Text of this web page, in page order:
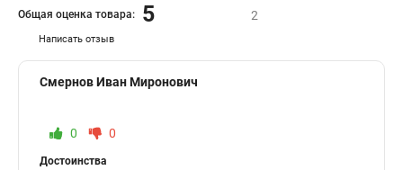
Написать отзыв
Общая оценка товара: 5 2
Смернов Иван Миронович
0 0
Достоинства